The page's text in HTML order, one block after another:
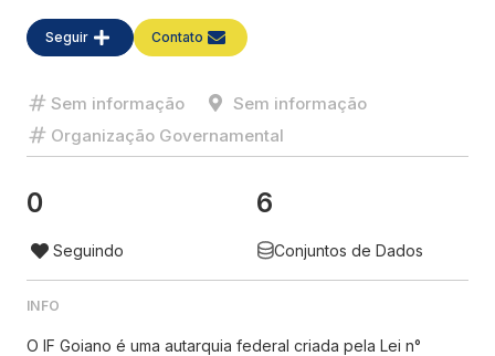
Seguir Contato
Sem informação
Sem informação
Organização Governamental
0
Seguindo
6
Conjuntos de Dados
INFO
O IF Goiano é uma autarquia federal criada pela Lei n°